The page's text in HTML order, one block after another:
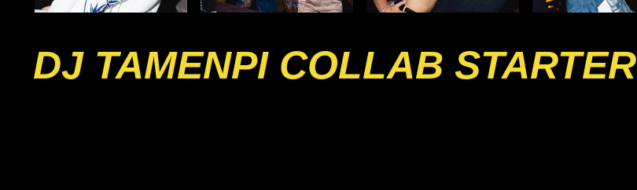
DJ TAMENPI COLLAB STARTER